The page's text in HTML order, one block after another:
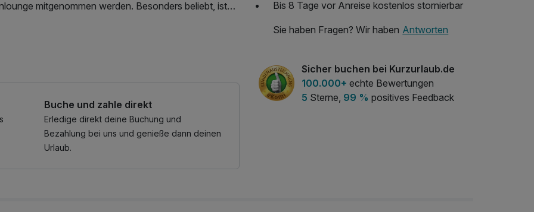
mitgenommen werden. Besonders beliebt, ist
bewertet.
Buche und zahle direkt
Erledige direkt deine Buchung und
Bezahlung bei uns und genieße dann deinen
Urlaub.
Bis 8 Tage vor Anreise kostenlos stornierbar
Sie haben Fragen? Wir haben Antworten
Sicher buchen bei Kurzurlaub.de
100.000+ echte Bewertungen
5 Sterne, 99 % positives Feedback